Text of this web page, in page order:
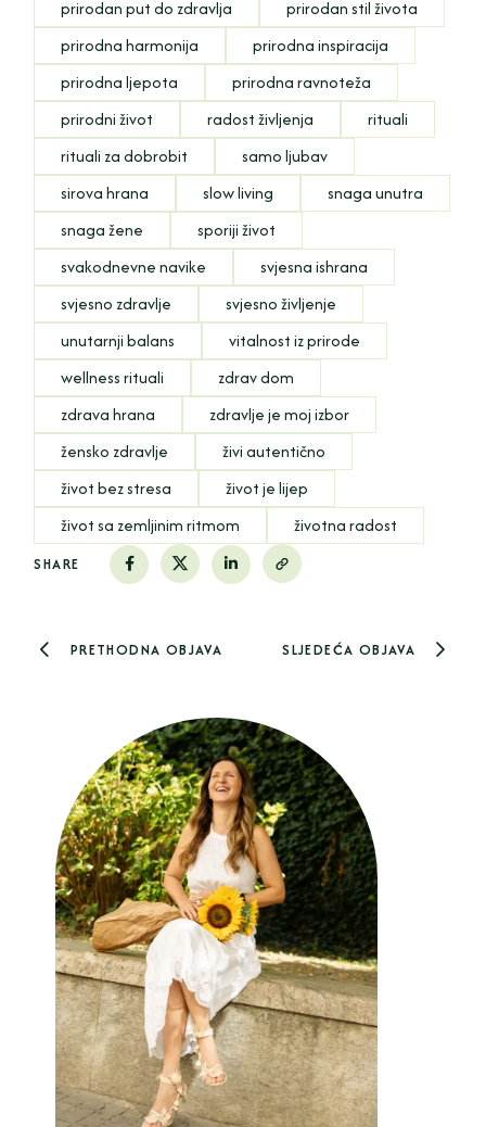
prirodan put do zdravlja
prirodan stil života
prirodna harmonija
prirodna inspiracija
prirodna ljepota
prirodna ravnoteža
prirodni život
radost življenja
rituali
rituali za dobrobit
samo ljubav
sirova hrana
slow living
snaga unutra
snaga žene
sporiji život
svakodnevne navike
svjesna ishrana
svjesno zdravlje
svjesno življenje
unutarnji balans
vitalnost iz prirode
wellness rituali
zdrav dom
zdrava hrana
zdravlje je moj izbor
žensko zdravlje
živi autentično
život bez stresa
život je lijep
život sa zemljinim ritmom
životna radost
SHARE
PRETHODNA OBJAVA SLJEDEĆA OBJAVA